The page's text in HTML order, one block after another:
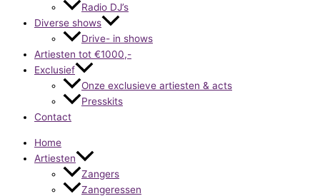
Radio DJ’s
Diverse shows
Drive- in shows
Artiesten tot €1000,-
Exclusief
Onze exclusieve artiesten & acts
Presskits
Contact
Home
Artiesten
Zangers
Zangeressen